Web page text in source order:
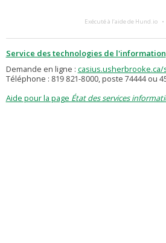
Exécuté à l’aide de Hund.io
Service des technologies de l'information
Demande en ligne : casius.usherbrooke.ca/
Téléphone : 819 821-8000, poste 74444 ou
Aide pour la page État des services